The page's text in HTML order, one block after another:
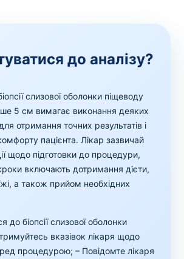
до аналізу?
слизової оболонки піщеводу
5 см вимагає виконання деяких
отримання точних результатів і
пацієнта. Лікар зазвичай
щодо підготовки до процедури,
включають дотримання дієти,
а також прийом необхідних
до біопсії слизової оболонки
вказівок лікаря щодо
процедурою; – Повідомте лікаря